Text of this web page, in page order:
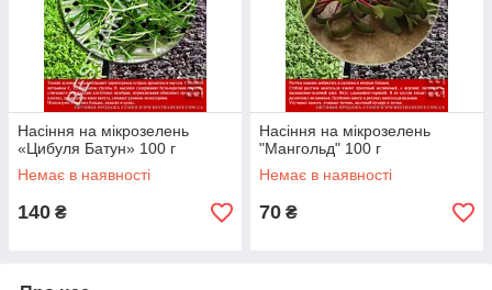
Насіння на мікрозелень
«Цибуля Батун» 100 г
Немає в наявності
140 ₴
Насіння на мікрозелень
"Мангольд" 100 г
Немає в наявності
70 ₴